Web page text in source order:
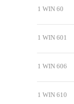
1 WIN 60
1 WIN 601
1 WIN 606
1 WIN 610